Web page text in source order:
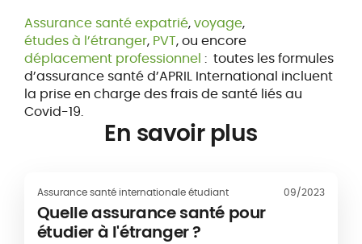
Assurance santé expatrié,voyage,
études à l’étranger, PVT, ou encore
déplacement professionnel : toutes les formules
d’assurance santé d’APRIL International incluent
la prise en charge des frais de santé liés au
Covid-19.
En savoir plus
Assurance santé internationale étudiant 09/2023
Quelle assurance santé pour
étudier à l'étranger ?